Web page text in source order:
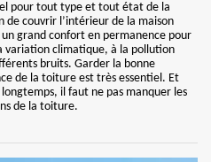
pour tout type et tout état de la
couvrir l’intérieur de la maison
grand confort en permanence pour
variation climatique, à la pollution
bruits. Garder la bonne
de la toiture est très essentiel. Et
il faut ne pas manquer les
de la toiture.